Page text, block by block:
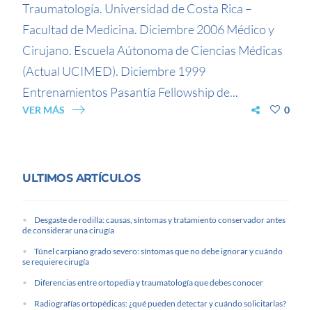
Traumatología. Universidad de Costa Rica –
Facultad de Medicina. Diciembre 2006 Médico y
Cirujano. Escuela Aútonoma de Ciencias Médicas
(Actual UCIMED). Diciembre 1999
Entrenamientos Pasantía Fellowship de...
VER MÁS 0
ULTIMOS ARTÍCULOS
Desgaste de rodilla: causas, síntomas y tratamiento conservador antes
de considerar una cirugía
Túnel carpiano grado severo: síntomas que no debe ignorar y cuándo
se requiere cirugía
Diferencias entre ortopedia y traumatología que debes conocer
Radiografías ortopédicas: ¿qué pueden detectar y cuándo solicitarlas?